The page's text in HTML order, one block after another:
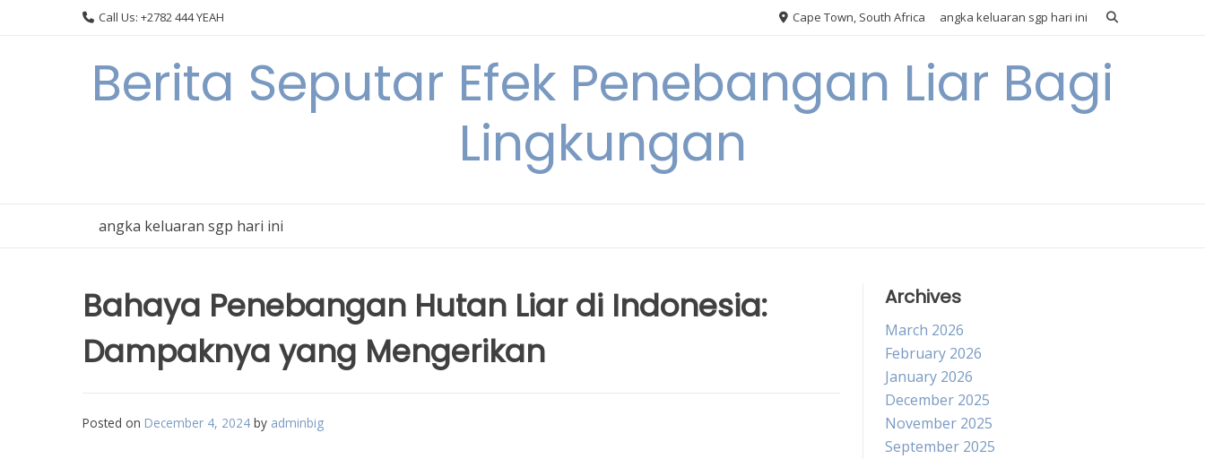
Call Us: +2782 444 YEAH Cape Town, South Africa angka keluaran sgp hari ini
Berita Seputar Efek Penebangan Liar Bagi
Lingkungan
angka keluaran sgp hari ini
Bahaya Penebangan Hutan Liar di Indonesia:
Dampaknya yang Mengerikan
Posted on December 4, 2024 by adminbig
Archives
March 2026
February 2026
January 2026
December 2025
November 2025
September 2025